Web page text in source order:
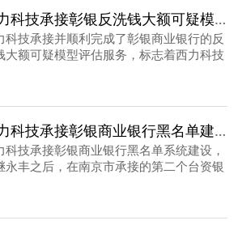
西力科技承接彰银反洗钱大额可疑模型评估服务
科技承接并顺利完成了彰银商业银行的反
大额可疑模型评估服务，标志着西力科技
西力科技承接彰银商业银行黑名单建设
科技承接彰银商业银行黑名单系统建设，
永丰之后，在南京市承接的第二个台资银